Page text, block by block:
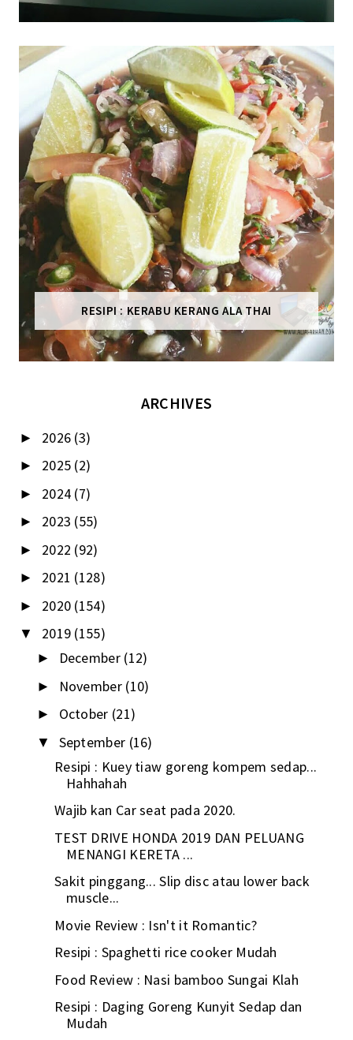
RESIPI : KERABU KERANG ALA THAI
ARCHIVES
► 2026 (3)
► 2025 (2)
► 2024 (7)
► 2023 (55)
► 2022 (92)
► 2021 (128)
► 2020 (154)
▼ 2019 (155)
► December (12)
► November (10)
► October (21)
▼ September (16)
Resipi : Kuey tiaw goreng kompem sedap...
Hahhahah
Wajib kan Car seat pada 2020.
TEST DRIVE HONDA 2019 DAN PELUANG
MENANGI KERETA ...
Sakit pinggang... Slip disc atau lower back
muscle...
Movie Review : Isn't it Romantic?
Resipi : Spaghetti rice cooker Mudah
Food Review : Nasi bamboo Sungai Klah
Resipi : Daging Goreng Kunyit Sedap dan
Mudah